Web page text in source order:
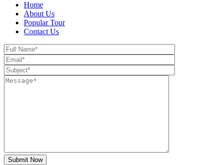
Home
About Us
Popular Tour
Contact Us